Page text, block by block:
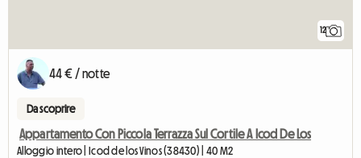
12
44 € / notte
Da scoprire
Appartamento Con Piccola Terrazza Sul Cortile A Icod De Los
Alloggio intero | Icod de los Vinos (38430) | 40 M2